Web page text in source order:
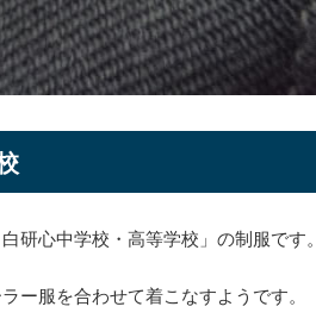
研心中学校・高等学校」の制服です。
ー服を合わせて着こなすようです。